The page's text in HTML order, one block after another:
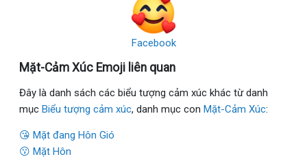
Facebook
Mặt-Cảm Xúc Emoji liên quan
Đây là danh sách các biểu tượng cảm xúc khác từ danh
mục Biểu tượng cảm xúc, danh mục con Mặt-Cảm Xúc:
😘 Mặt đang Hôn Gió
😗 Mặt Hôn